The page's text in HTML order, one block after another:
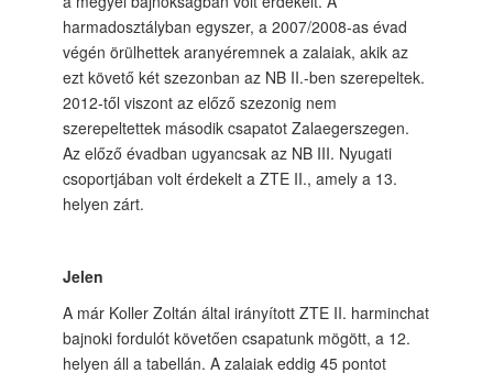
harmadosztályban egyszer, a 2007/2008-as évad
végén örülhettek aranyéremnek a zalaiak, akik az
ezt követő két szezonban az NB II.-ben szerepeltek.
2012-től viszont az előző szezonig nem
szerepeltettek második csapatot Zalaegerszegen.
Az előző évadban ugyancsak az NB III. Nyugati
csoportjában volt érdekelt a ZTE II., amely a 13.
helyen zárt.
Jelen
A már Koller Zoltán által irányított ZTE II. harminchat
bajnoki fordulót követően csapatunk mögött, a 12.
helyen áll a tabellán. A zalaiak eddig 45 pontot